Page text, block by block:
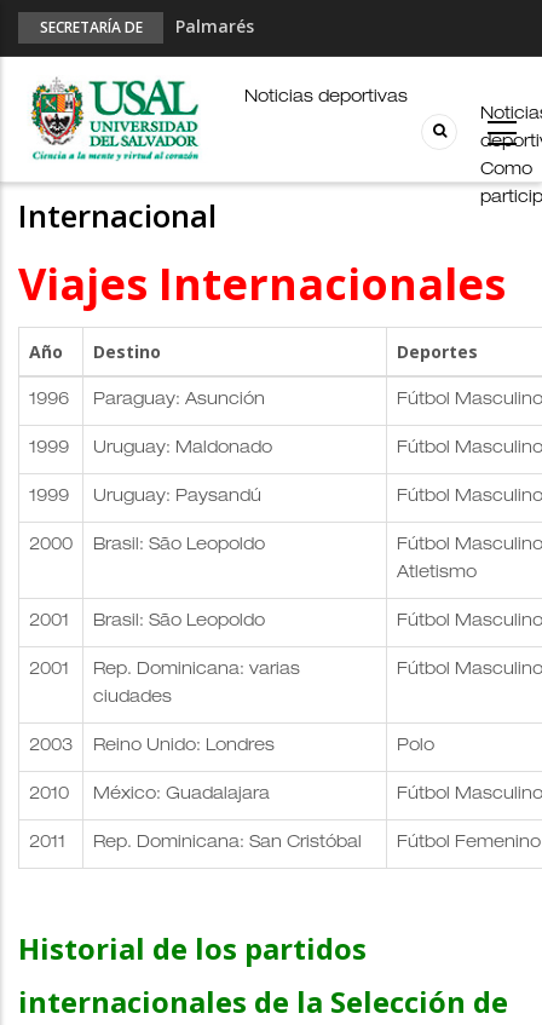
SECRETARÍA DE
Palmarés
Esports en pandemia
USAL en los E-JUAR
JUAR
Fútbol Online
Como
Noticias deportivas
Internacional
Viajes Internacionales
Año Destino Deportes
1996 Paraguay: Asunción Fútbol Masculino
1999 Uruguay: Maldonado Fútbol Masculino
1999 Uruguay: Paysandú Fútbol Masculino
2000 Brasil: São Leopoldo
Fútbol
Atletismo
2001 Brasil: São Leopoldo Fútbol Masculino
2001
Rep. Dominicana: varias
ciudades
Fútbol
2003 Reino Unido: Londres Polo
2010 México: Guadalajara Fútbol Masculino
2011 Rep. Dominicana: San Cristóbal Fútbol Femenino
Historial de los partidos
internacionales de la Selección de